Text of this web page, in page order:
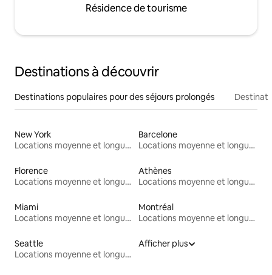
Résidence de tourisme
Destinations à découvrir
Destinations populaires pour des séjours prolongés
New York
Locations moyenne et longue durée
Barcelone
Locations moyenne et longue durée
Florence
Locations moyenne et longue durée
Athènes
Locations moyenne et longue durée
Miami
Locations moyenne et longue durée
Montréal
Locations moyenne et longue durée
Seattle
Locations moyenne et longue durée
Afficher plus